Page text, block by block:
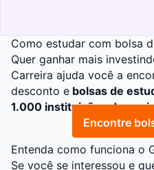
Como estudar com bolsa
Quer ganhar mais
Carreira ajuda você a
desconto e bolsas de
1.000 instituições de
Encontre
Entenda como funciona o
Se você se interessou e